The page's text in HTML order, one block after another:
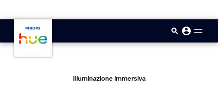
Illuminazione immersiva